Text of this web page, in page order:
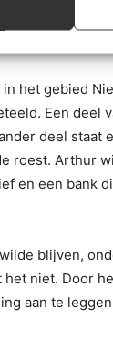
het gebied
Een deel
deel staat
roest. Arthur
en een bank
blijven,
niet. Door
aan te